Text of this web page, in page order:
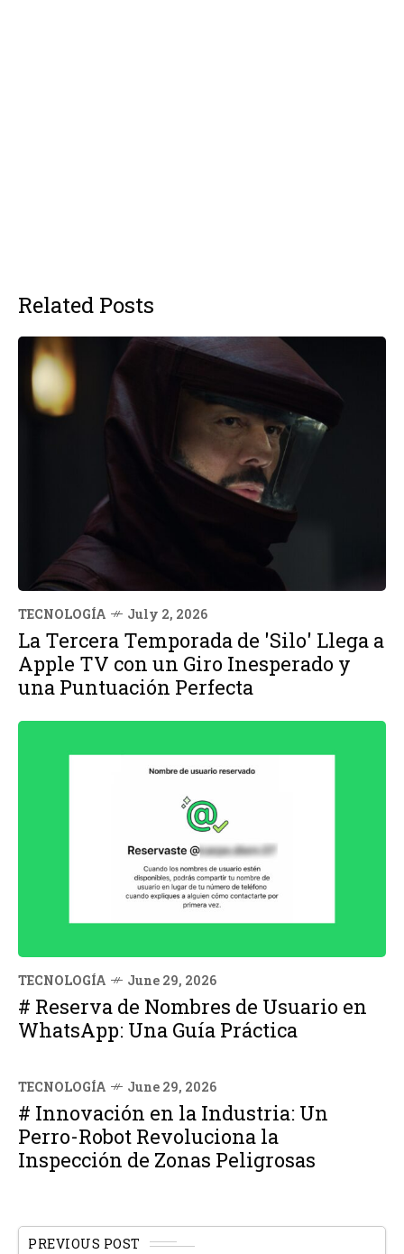
Related Posts
TECNOLOGÍA July 2, 2026
La Tercera Temporada de 'Silo' Llega a
Apple TV con un Giro Inesperado y
una Puntuación Perfecta
TECNOLOGÍA June 29, 2026
# Reserva de Nombres de Usuario en
WhatsApp: Una Guía Práctica
TECNOLOGÍA June 29, 2026
# Innovación en la Industria: Un
Perro-Robot Revoluciona la
Inspección de Zonas Peligrosas
PREVIOUS POST